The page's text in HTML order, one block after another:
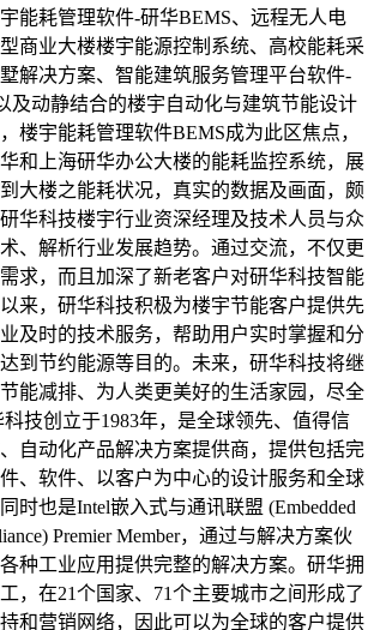
能耗管理软件-研华BEMS、远程无人电
商业大楼楼宇能源控制系统、高校能耗采
解决方案、智能建筑服务管理平台软件-
及动静结合的楼宇自动化与建筑节能设计
楼宇能耗管理软件BEMS成为此区焦点，
和上海研华办公大楼的能耗监控系统，展
大楼之能耗状况，真实的数据及画面，颇
华科技楼宇行业资深经理及技术人员与众
、解析行业发展趋势。通过交流，不仅更
求，而且加深了新老客户对研华科技智能
来，研华科技积极为楼宇节能客户提供先
及时的技术服务，帮助用户实时掌握和分
到节约能源等目的。未来，研华科技将继
能减排、为人类更美好的生活家园，尽全
技创立于1983年，是全球领先、值得信
自动化产品解决方案提供商，提供包括完
、软件、以客户为中心的设计服务和全球
时也是Intel嵌入式与通讯联盟 (Embedded
Premier Member，通过与解决方案伙
种工业应用提供完整的解决方案。研华拥
，在21个国家、71个主要城市之间形成了
和营销网络，因此可以为全球的客户提供